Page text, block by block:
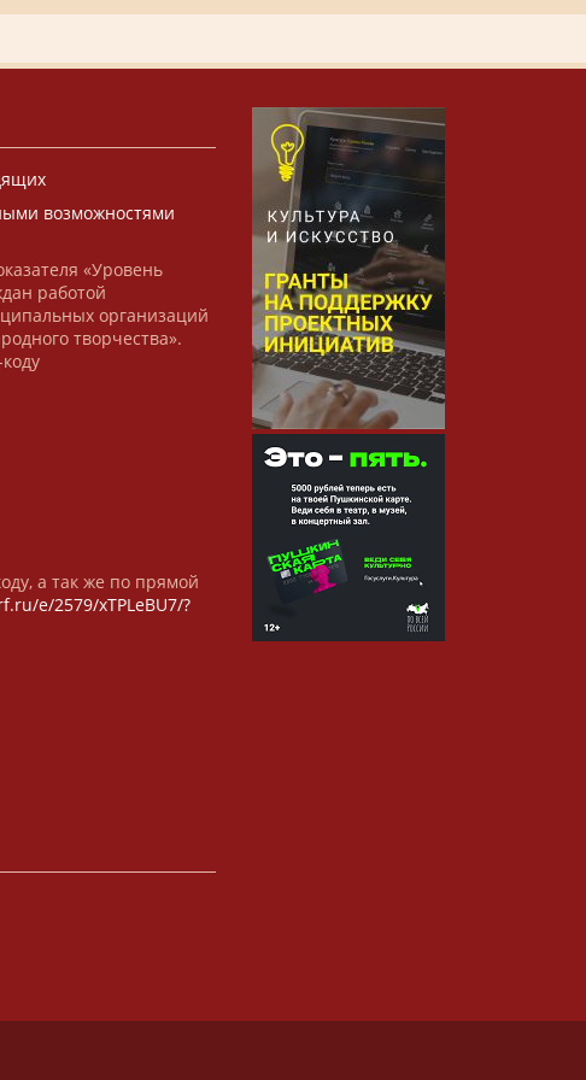
возможностями
«Уровень
работой
организаций
творчества».
а так же по прямой
e/2579/xTPLeBU7/?